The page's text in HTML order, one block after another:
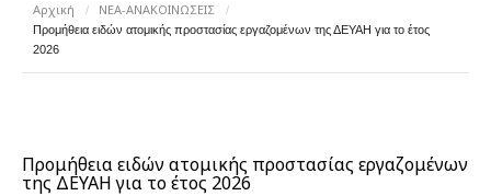
Αρχική / ΝΕΑ-ΑΝΑΚΟΙΝΩΣΕΙΣ
/
Προμήθεια ειδών ατομικής προστασίας εργαζομένων της ΔΕΥΑΗ για το έτος
2026
Προμήθεια ειδών ατομικής προστασίας εργαζομένων
της ΔΕΥΑΗ για το έτος 2026